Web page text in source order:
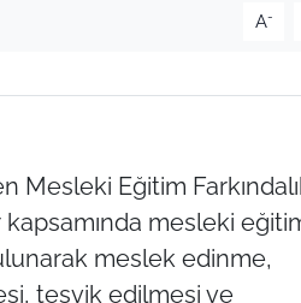
A-
Mesleki Eğitim
mesleki
meslek edinme,
teşvik edilmesi ve